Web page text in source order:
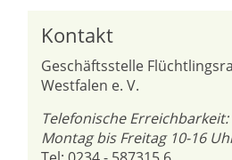
Kontakt
Geschäftsstelle
Westfalen e. V.
Telefonische Erreichbarkeit:
Montag bis Freitag 10-16